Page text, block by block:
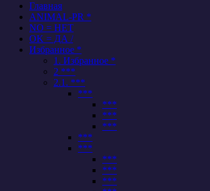
Главная
ANIMAL-PR *
NO = НЕТ
OK = ДА /
Избранное *
1. Избранное *
2 ***
2.1. ***
***
***
***
***
***
***
***
***
***